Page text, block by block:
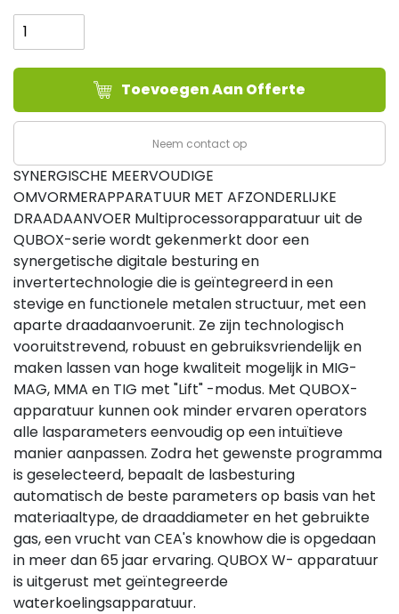
QUBOX
400
aantal
Toevoegen Aan Offerte
Neem contact op
SYNERGISCHE MEERVOUDIGE
OMVORMERAPPARATUUR MET AFZONDERLIJKE
DRAADAANVOER Multiprocessorapparatuur uit de
QUBOX-serie wordt gekenmerkt door een
synergetische digitale besturing en
invertertechnologie die is geïntegreerd in een
stevige en functionele metalen structuur, met een
aparte draadaanvoerunit. Ze zijn technologisch
vooruitstrevend, robuust en gebruiksvriendelijk en
maken lassen van hoge kwaliteit mogelijk in MIG-
MAG, MMA en TIG met "Lift" -modus. Met QUBOX-
apparatuur kunnen ook minder ervaren operators
alle lasparameters eenvoudig op een intuïtieve
manier aanpassen. Zodra het gewenste programma
is geselecteerd, bepaalt de lasbesturing
automatisch de beste parameters op basis van het
materiaaltype, de draaddiameter en het gebruikte
gas, een vrucht van CEA's knowhow die is opgedaan
in meer dan 65 jaar ervaring. QUBOX W- apparatuur
is uitgerust met geïntegreerde
waterkoelingsapparatuur.